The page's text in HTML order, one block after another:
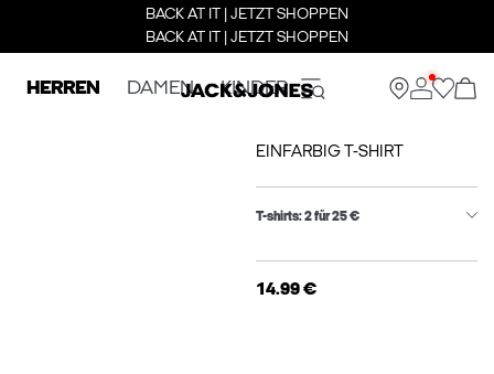
BACK AT IT | JETZT SHOPPEN
BACK AT IT | JETZT SHOPPEN
HERREN DAMEN KINDER
EINFARBIG T-SHIRT
T-shirts: 2 für 25 €
14.99 €